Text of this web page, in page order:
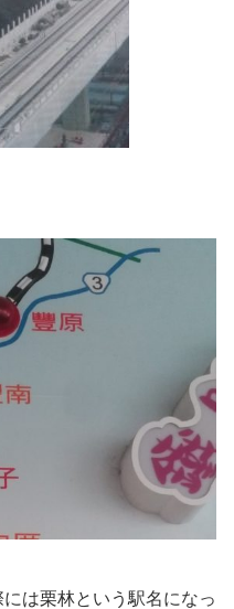
は栗林という駅名になっ